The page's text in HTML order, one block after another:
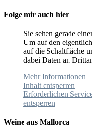
Folge mir auch hier
Sie sehen gerade
Um auf den
auf die Schaltfläche
dabei Daten an
Mehr Informationen
Inhalt entsperren
Erforderlichen
entsperren
Weine aus Mallorca